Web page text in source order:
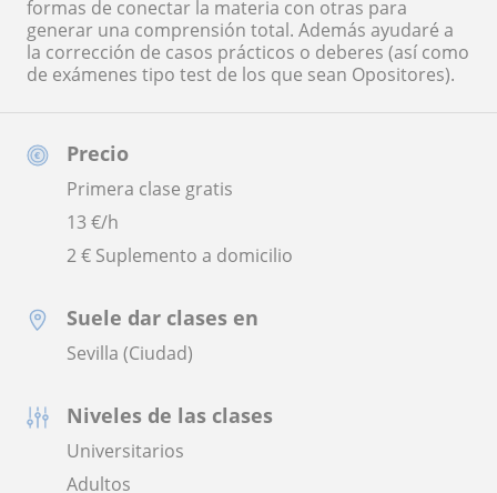
Precio
Primera clase gratis
13 €/h
2 € Suplemento a domicilio
Suele dar clases en
Sevilla (Ciudad)
Niveles de las clases
Universitarios
Adultos
formas de conectar la materia con otras para
generar una comprensión total. Además ayudaré a
la corrección de casos prácticos o deberes (así como
de exámenes tipo test de los que sean Opositores).